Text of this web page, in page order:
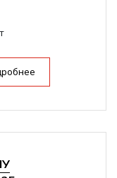
Вт